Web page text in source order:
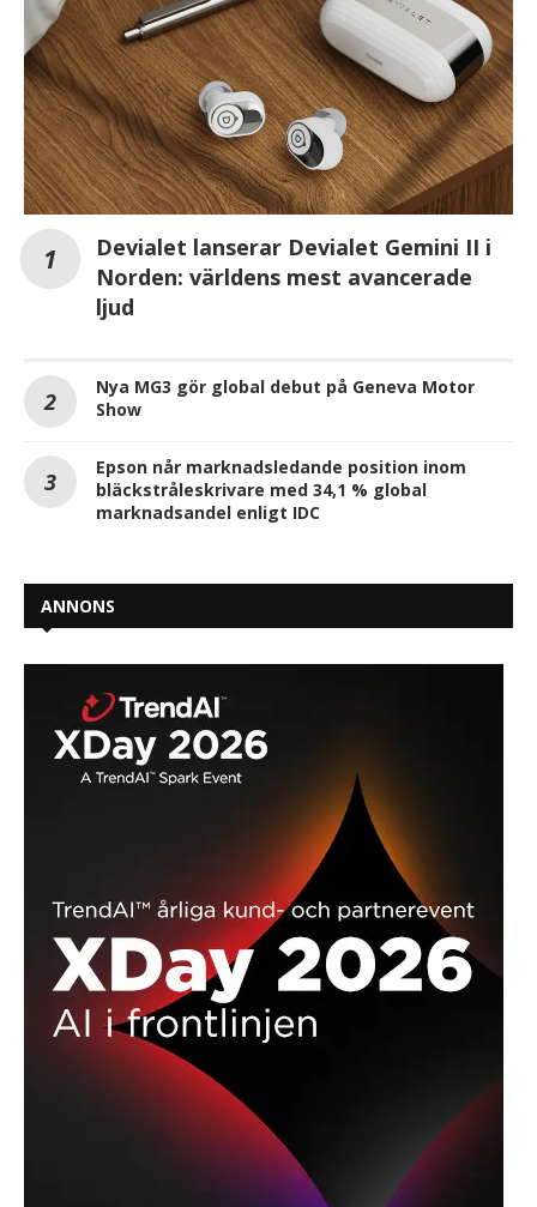
Devialet lanserar Devialet Gemini II i
Norden: världens mest avancerade
ljud
Nya MG3 gör global debut på Geneva Motor
Show
Epson når marknadsledande position inom
bläckstråleskrivare med 34,1 % global
marknadsandel enligt IDC
ANNONS